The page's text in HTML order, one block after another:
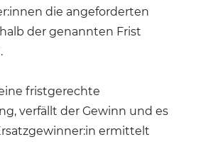
die angeforderten
der genannten Frist
fristgerechte
verfällt der Gewinn und es
ermittelt